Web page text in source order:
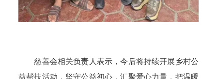
慈善会相关负责人表示，今后将持续开展乡村公
益帮扶活动，坚守公益初心，汇聚爱心力量，把温暖